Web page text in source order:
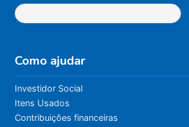
Como ajudar
Investidor Social
Itens Usados
Contribuições financeiras